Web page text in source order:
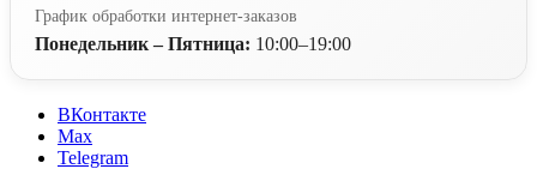
График обработки интернет-заказов
Понедельник – Пятница: 10:00–19:00
ВКонтакте
Max
Telegram